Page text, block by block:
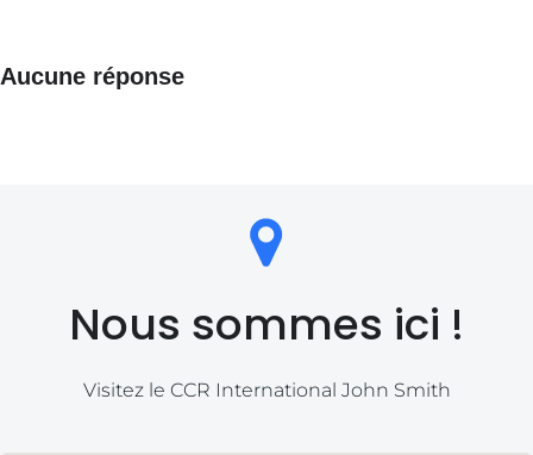
Aucune réponse
Nous sommes ici !
Visitez le CCR International John Smith